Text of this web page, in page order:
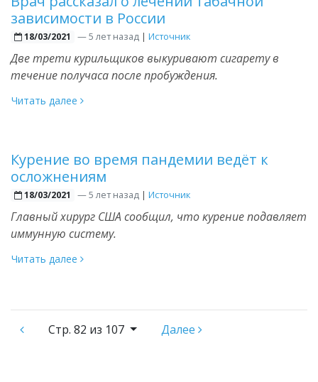
зависимости в России
18/03/2021 —5 лет назад | Источник
Две трети курильщиков выкуривают сигарету в
течение получаса после пробуждения.
Читать далее
Курение во время пандемии ведёт к
осложнениям
18/03/2021 —5 лет назад | Источник
Главный хирург США сообщил, что курение подавляет
иммунную систему.
Читать далее
Стр. 82 из 107 Далее